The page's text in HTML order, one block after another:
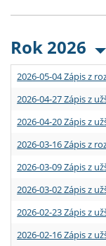
Rok 2026
2026-05-04 Zápis z
2026-04-27 Zápis z
2026-04-20 Zápis z
2026-03-16 Zápis z
2026-03-09 Zápis z
2026-03-02 Zápis z
2026-02-23 Zápis z
2026-02-16 Zápis z